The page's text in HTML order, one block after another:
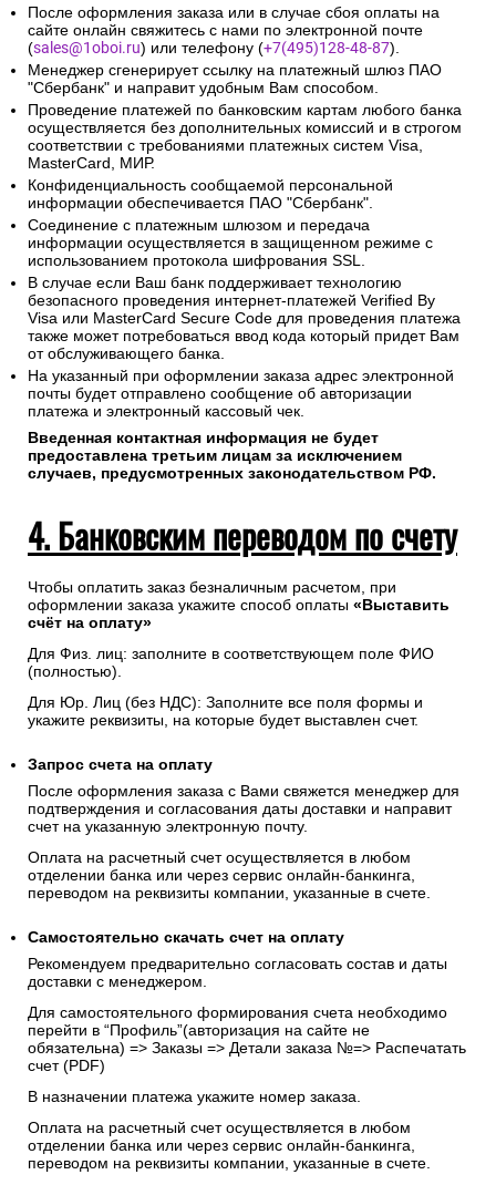
После оформления заказа или в случае сбоя оплаты на
сайте онлайн свяжитесь с нами по электронной почте
(sales@1oboi.ru) или телефону (+7(495)128-48-87).
Менеджер сгенерирует ссылку на платежный шлюз ПАО
"Сбербанк" и направит удобным Вам способом.
Проведение платежей по банковским картам любого банка
осуществляется без дополнительных комиссий и в строгом
соответствии с требованиями платежных систем Visa,
MasterCard, МИР.
Конфиденциальность сообщаемой персональной
информации обеспечивается ПАО "Сбербанк".
Соединение с платежным шлюзом и передача
информации осуществляется в защищенном режиме с
использованием протокола шифрования SSL.
В случае если Ваш банк поддерживает технологию
безопасного проведения интернет-платежей Verified By
Visa или MasterCard Secure Code для проведения платежа
также может потребоваться ввод кода который придет Вам
от обслуживающего банка.
На указанный при оформлении заказа адрес электронной
почты будет отправлено сообщение об авторизации
платежа и электронный кассовый чек.
Введенная контактная информация не будет
предоставлена третьим лицам за исключением
случаев, предусмотренных законодательством РФ.
4. Банковским переводом по счету
Чтобы оплатить заказ безналичным расчетом, при
оформлении заказа укажите способ оплаты «Выставить
счёт на оплату»
Для Физ. лиц: заполните в соответствующем поле ФИО
(полностью).
Для Юр. Лиц (без НДС): Заполните все поля формы и
укажите реквизиты, на которые будет выставлен счет.
Запрос счета на оплату
После оформления заказа с Вами свяжется менеджер для
подтверждения и согласования даты доставки и направит
счет на указанную электронную почту.
Оплата на расчетный счет осуществляется в любом
отделении банка или через сервис онлайн-банкинга,
переводом на реквизиты компании, указанные в счете.
Самостоятельно скачать счет на оплату
Рекомендуем предварительно согласовать состав и даты
доставки с менеджером.
Для самостоятельного формирования счета необходимо
перейти в “Профиль”(авторизация на сайте не
обязательна) => Заказы => Детали заказа №=> Распечатать
счет (PDF)
В назначении платежа укажите номер заказа.
Оплата на расчетный счет осуществляется в любом
отделении банка или через сервис онлайн-банкинга,
переводом на реквизиты компании, указанные в счете.